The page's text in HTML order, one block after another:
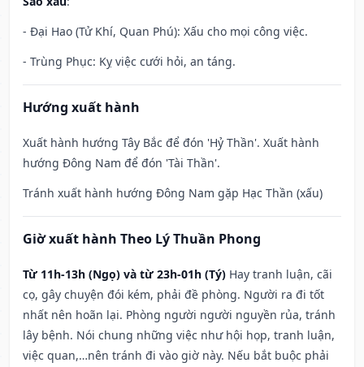
- Đại Hao (Tử Khí, Quan Phú): Xấu cho mọi công việc.
- Trùng Phục: Kỵ việc cưới hỏi, an táng.
Hướng xuất hành
Xuất hành hướng Tây Bắc để đón 'Hỷ Thần'. Xuất hành
hướng Đông Nam để đón 'Tài Thần'.
Tránh xuất hành hướng Đông Nam gặp Hạc Thần (xấu)
Giờ xuất hành Theo Lý Thuần Phong
Từ 11h-13h (Ngọ) và từ 23h-01h (Tý) Hay tranh luận, cãi
cọ, gây chuyện đói kém, phải đề phòng. Người ra đi tốt
nhất nên hoãn lại. Phòng người người nguyền rủa, tránh
lây bệnh. Nói chung những việc như hội họp, tranh luận,
việc quan,…nên tránh đi vào giờ này. Nếu bắt buộc phải